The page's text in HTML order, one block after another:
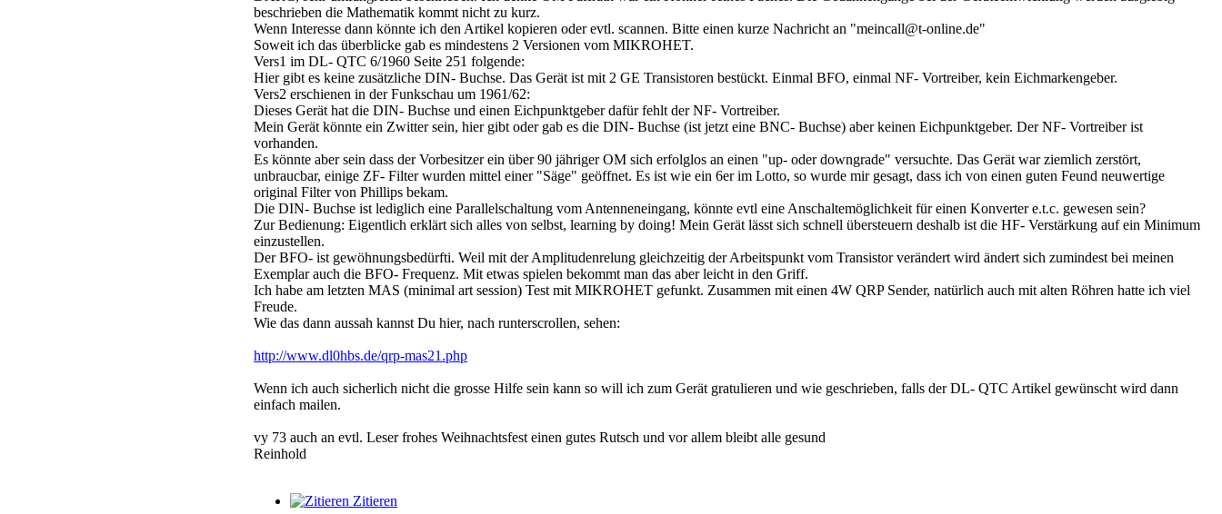
beschrieben die Mathematik kommt nicht zu kurz.
Wenn Interesse dann könnte ich den Artikel kopieren oder evtl. scannen. Bitte einen kurze Nachricht an "meincall@t-online.de"
Soweit ich das überblicke gab es mindestens 2 Versionen vom MIKROHET.
Vers1 im DL- QTC 6/1960 Seite 251 folgende:
Hier gibt es keine zusätzliche DIN- Buchse. Das Gerät ist mit 2 GE Transistoren bestückt. Einmal BFO, einmal NF- Vortreiber, kein Eichmarkengeber.
Vers2 erschienen in der Funkschau um 1961/62:
Dieses Gerät hat die DIN- Buchse und einen Eichpunktgeber dafür fehlt der NF- Vortreiber.
Mein Gerät könnte ein Zwitter sein, hier gibt oder gab es die DIN- Buchse (ist jetzt eine BNC- Buchse) aber keinen Eichpunktgeber. Der NF- Vortreiber ist
vorhanden.
Es könnte aber sein dass der Vorbesitzer ein über 90 jähriger OM sich erfolglos an einen "up- oder downgrade" versuchte. Das Gerät war ziemlich zerstört,
unbraucbar, einige ZF- Filter wurden mittel einer "Säge" geöffnet. Es ist wie ein 6er im Lotto, so wurde mir gesagt, dass ich von einen guten Feund neuwertige
original Filter von Phillips bekam.
Die DIN- Buchse ist lediglich eine Parallelschaltung vom Antenneneingang, könnte evtl eine Anschaltemöglichkeit für einen Konverter e.t.c. gewesen sein?
Zur Bedienung: Eigentlich erklärt sich alles von selbst, learning by doing! Mein Gerät lässt sich schnell übersteuern deshalb ist die HF- Verstärkung auf ein Minimum
einzustellen.
Der BFO- ist gewöhnungsbedürfti. Weil mit der Amplitudenrelung gleichzeitig der Arbeitspunkt vom Transistor verändert wird ändert sich zumindest bei meinen
Exemplar auch die BFO- Frequenz. Mit etwas spielen bekommt man das aber leicht in den Griff.
Ich habe am letzten MAS (minimal art session) Test mit MIKROHET gefunkt. Zusammen mit einen 4W QRP Sender, natürlich auch mit alten Röhren hatte ich viel
Freude.
Wie das dann aussah kannst Du hier, nach runterscrollen, sehen:
http://www.dl0hbs.de/qrp-mas21.php
Wenn ich auch sicherlich nicht die grosse Hilfe sein kann so will ich zum Gerät gratulieren und wie geschrieben, falls der DL- QTC Artikel gewünscht wird dann
einfach mailen.
vy 73 auch an evtl. Leser frohes Weihnachtsfest einen gutes Rutsch und vor allem bleibt alle gesund
Reinhold
Zitieren